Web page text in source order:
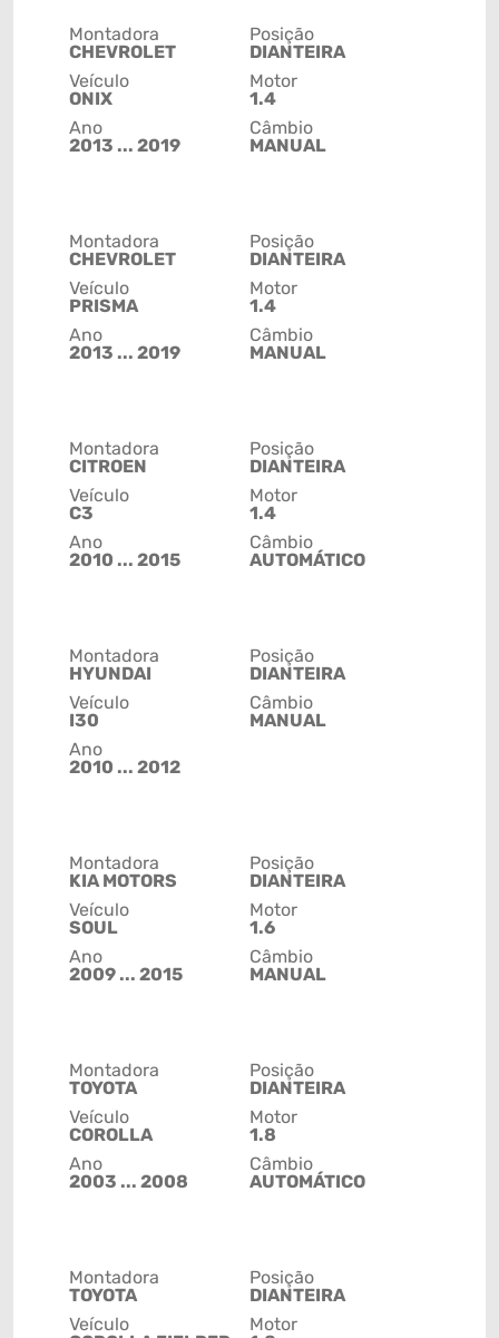
Montadora
CHEVROLET
Veículo
ONIX
Ano
2013 ... 2019
Posição
DIANTEIRA
Motor
1.4
Câmbio
MANUAL
Montadora
CHEVROLET
Veículo
PRISMA
Ano
2013 ... 2019
Posição
DIANTEIRA
Motor
1.4
Câmbio
MANUAL
Montadora
CITROEN
Veículo
C3
Ano
2010 ... 2015
Posição
DIANTEIRA
Motor
1.4
Câmbio
AUTOMÁTICO
Montadora
HYUNDAI
Veículo
I30
Ano
2010 ... 2012
Posição
DIANTEIRA
Câmbio
MANUAL
Montadora
KIA MOTORS
Veículo
SOUL
Ano
2009 ... 2015
Posição
DIANTEIRA
Motor
1.6
Câmbio
MANUAL
Montadora
TOYOTA
Veículo
COROLLA
Ano
2003 ... 2008
Posição
DIANTEIRA
Motor
1.8
Câmbio
AUTOMÁTICO
Montadora
TOYOTA
Veículo
Posição
DIANTEIRA
Motor